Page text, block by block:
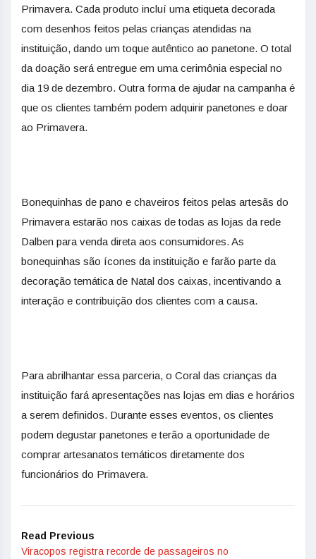
Primavera. Cada produto incluí uma etiqueta decorada
com desenhos feitos pelas crianças atendidas na
instituição, dando um toque autêntico ao panetone. O total
da doação será entregue em uma cerimônia especial no
dia 19 de dezembro. Outra forma de ajudar na campanha é
que os clientes também podem adquirir panetones e doar
ao Primavera.
Bonequinhas de pano e chaveiros feitos pelas artesãs do
Primavera estarão nos caixas de todas as lojas da rede
Dalben para venda direta aos consumidores. As
bonequinhas são ícones da instituição e farão parte da
decoração temática de Natal dos caixas, incentivando a
interação e contribuição dos clientes com a causa.
Para abrilhantar essa parceria, o Coral das crianças da
instituição fará apresentações nas lojas em dias e horários
a serem definidos. Durante esses eventos, os clientes
podem degustar panetones e terão a oportunidade de
comprar artesanatos temáticos diretamente dos
funcionários do Primavera.
Read Previous
Viracopos registra recorde de passageiros no